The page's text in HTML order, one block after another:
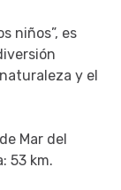
niños”, es
y el
Mar del
53 km.